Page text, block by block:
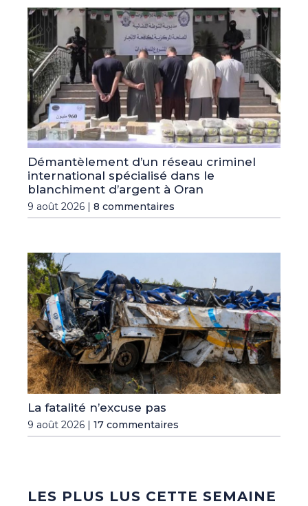
Démantèlement d’un réseau criminel
international spécialisé dans le
blanchiment d’argent à Oran
9 août 2026 | 8 commentaires
La fatalité n’excuse pas
9 août 2026 | 17 commentaires
LES PLUS LUS CETTE SEMAINE